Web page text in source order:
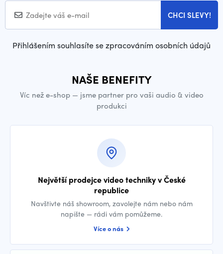
CHCI SLEVY!
Přihlášením souhlasíte se zpracováním osobních údajů
NAŠE BENEFITY
Víc než e-shop — jsme partner pro vaši audio & video
produkci
Největší prodejce video techniky v České
republice
Navštivte náš showroom, zavolejte nám nebo nám
napište — rádi vám pomůžeme.
Více o nás